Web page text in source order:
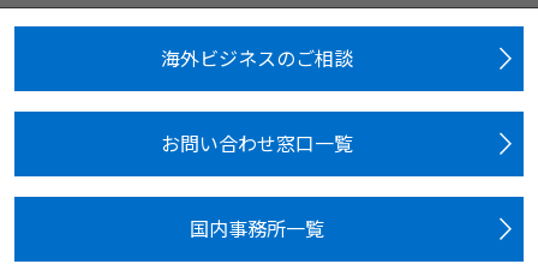
海外ビジネスのご相談
お問い合わせ窓口一覧
国内事務所一覧